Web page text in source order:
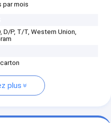
par mois
D/P, T/T, Western Union,
plus